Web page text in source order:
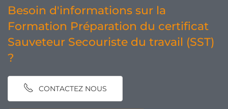
Besoin d'informations sur la
Formation Préparation du certificat
Sauveteur Secouriste du travail (SST)
?
CONTACTEZ NOUS